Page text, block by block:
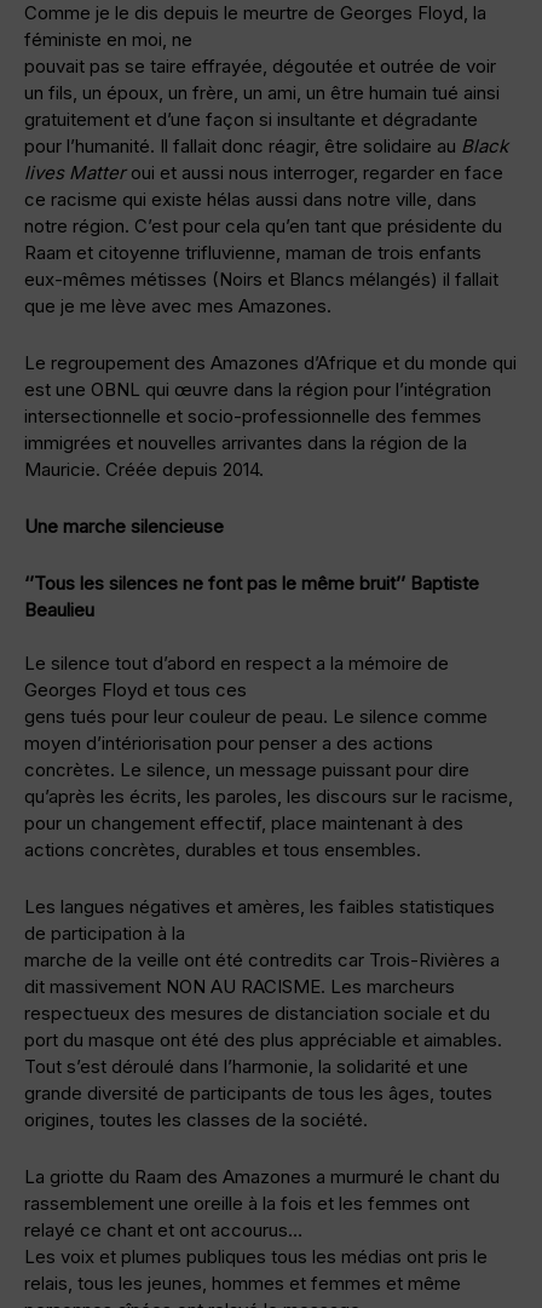
Comme je le dis depuis le meurtre de Georges Floyd, la
féministe en moi, ne
pouvait pas se taire effrayée, dégoutée et outrée de voir
un fils, un époux, un frère, un ami, un être humain tué ainsi
gratuitement et d’une façon si insultante et dégradante
pour l’humanité. Il fallait donc réagir, être solidaire au Black
lives Matteroui et aussi nous interroger, regarder en face
ce racisme qui existe hélas aussi dans notre ville, dans
notre région. C’est pour cela qu’en tant que présidente du
Raam et citoyenne trifluvienne, maman de trois enfants
eux-mêmes métisses (Noirs et Blancs mélangés) il fallait
que je me lève avec mes Amazones.
Le regroupement des Amazones d’Afrique et du monde qui
est une OBNL qui œuvre dans la région pour l’intégration
intersectionnelle et socio-professionnelle des femmes
immigrées et nouvelles arrivantes dans la région de la
Mauricie. Créée depuis 2014.
Une marche silencieuse
‘’Tous les silences ne font pas le même bruit’’ Baptiste
Beaulieu
Le silence tout d’abord en respect a la mémoire de
Georges Floyd et tous ces
gens tués pour leur couleur de peau. Le silence comme
moyen d’intériorisation pour penser a des actions
concrètes. Le silence, un message puissant pour dire
qu’après les écrits, les paroles, les discours sur le racisme,
pour un changement effectif, place maintenant à des
actions concrètes, durables et tous ensembles.
Les langues négatives et amères, les faibles statistiques
de participation à la
marche de la veille ont été contredits car Trois-Rivières a
dit massivement NON AU RACISME. Les marcheurs
respectueux des mesures de distanciation sociale et du
port du masque ont été des plus appréciable et aimables.
Tout s’est déroulé dans l’harmonie, la solidarité et une
grande diversité de participants de tous les âges, toutes
origines, toutes les classes de la société.
La griotte du Raam des Amazones a murmuré le chant du
rassemblement une oreille à la fois et les femmes ont
relayé ce chant et ont accourus…
Les voix et plumes publiques tous les médias ont pris le
relais, tous les jeunes, hommes et femmes et même